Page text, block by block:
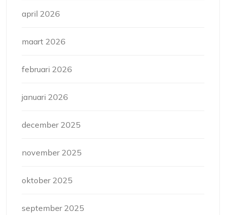
april 2026
maart 2026
februari 2026
januari 2026
december 2025
november 2025
oktober 2025
september 2025